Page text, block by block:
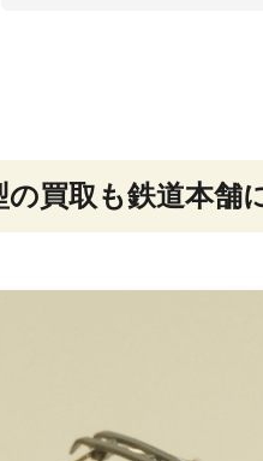
の買取も鉄道本舗